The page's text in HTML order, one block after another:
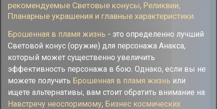
рекомендуемые Cветовые конусы, Реликвии,
Планарные украшения и главные характеристики.
Брошенная в пламя жизнь - это определенно лучший
Световой конус (оружие) для персонажа Анакса,
который может существенно увеличить
эффективность персонажа в бою. Однако, если вы не
можете получить Брошенная в пламя жизнь или
ищете альтернативы, вам стоит обратить внимание на
Навстречу неоспоримому, Бизнес космических